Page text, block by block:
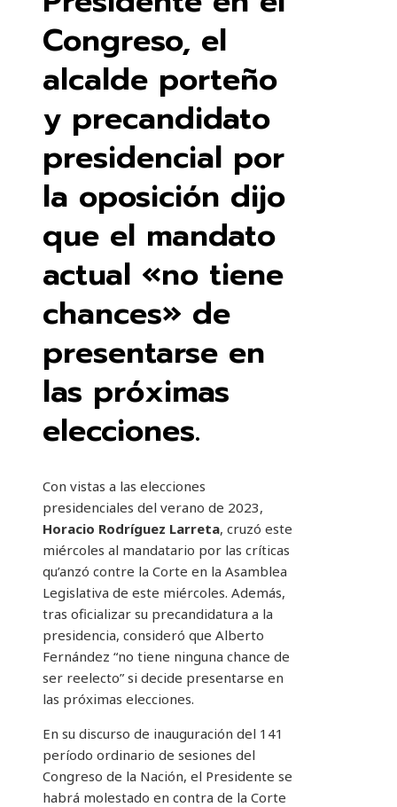
Congreso, el
alcalde porteño
y precandidato
presidencial por
la oposición dijo
que el mandato
actual «no tiene
chances» de
presentarse en
las próximas
elecciones.
Con vistas a las elecciones
presidenciales del verano de 2023,
Horacio Rodríguez Larreta, cruzó este
miércoles al mandatario por las críticas
qu’anzó contre la Corte en la Asamblea
Legislativa de este miércoles. Además,
tras oficializar su precandidatura a la
presidencia, consideró que Alberto
Fernández “no tiene ninguna chance de
ser reelecto” si decide presentarse en
las próximas elecciones.
En su discurso de inauguración del 141
período ordinario de sesiones del
Congreso de la Nación, el Presidente se
habrá molestado en contra de la Corte